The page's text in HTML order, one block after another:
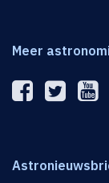
Meer